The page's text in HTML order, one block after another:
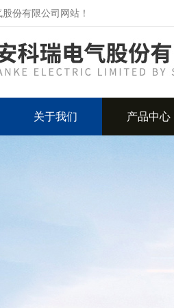
份有限公司网站！
关于我们 产品中心